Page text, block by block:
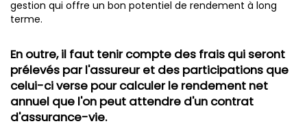
gestion qui offre un bon potentiel de rendement à long
terme.
En outre, il faut tenir compte des frais qui seront
prélevés par l'assureur et des participations que
celui-ci verse pour calculer le rendement net
annuel que l'on peut attendre d'un contrat
d'assurance-vie.